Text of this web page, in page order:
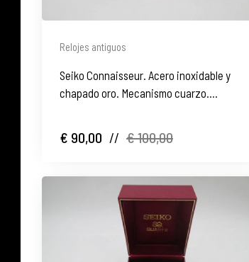
Relojes antiguos
Seiko Connaisseur. Acero inoxidable y
chapado oro. Mecanismo cuarzo.
€ 90,00 // € 100,00